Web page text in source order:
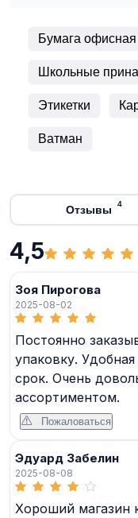
Бумага офисная
Школьные
Этикетки
Ватман
Отзывы 4
4,5
Зоя Пирогова
2025-08-02
Постоянно
упаковку.
срок. Очень
ассортиментом.
Пожаловаться
Эдуард Забелин
2025-08-08
Хороший магазин